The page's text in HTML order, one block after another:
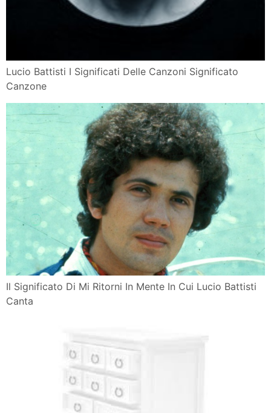
Lucio Battisti I Significati Delle Canzoni Significato
Canzone
Il Significato Di Mi Ritorni In Mente In Cui Lucio Battisti
Canta